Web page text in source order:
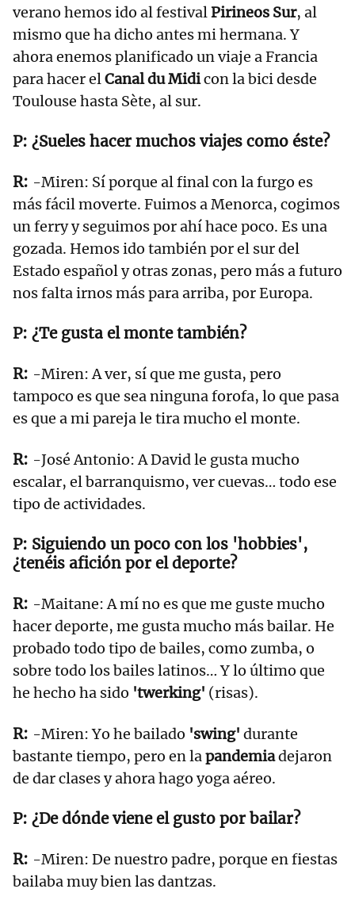
verano hemos ido al festivalPirineos Sur, al
mismo que ha dicho antes mi hermana. Y
ahora enemos planificado un viaje a Francia
para hacer elCanal du Midicon la bici desde
Toulouse hasta Sète, al sur.
¿Sueles hacer muchos viajes como éste?
-Miren: Sí porque al final con la furgo es
más fácil moverte. Fuimos a Menorca, cogimos
un ferry y seguimos por ahí hace poco. Es una
gozada. Hemos ido también por el sur del
Estado español y otras zonas, pero más a futuro
nos falta irnos más para arriba, por Europa.
¿Te gusta el monte también?
-Miren: A ver, sí que me gusta, pero
tampoco es que sea ninguna forofa, lo que pasa
es que a mi pareja le tira mucho el monte.
-José Antonio: A David le gusta mucho
escalar, el barranquismo, ver cuevas… todo ese
tipo de actividades.
Siguiendo un poco con los 'hobbies',
¿tenéis afición por el deporte?
-Maitane: A mí no es que me guste mucho
hacer deporte, me gusta mucho más bailar. He
probado todo tipo de bailes, como zumba, o
sobre todo los bailes latinos… Y lo último que
he hecho ha sido 'twerking' (risas).
-Miren: Yo he bailado 'swing' durante
bastante tiempo, pero en lapandemiadejaron
de dar clases y ahora hago yoga aéreo.
¿De dónde viene el gusto por bailar?
-Miren: De nuestro padre, porque en fiestas
bailaba muy bien las dantzas.